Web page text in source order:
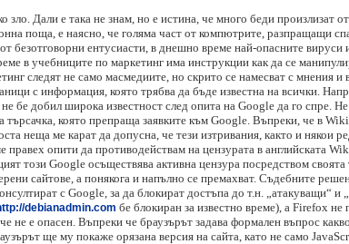
зло. Дали е така не знам, но е истина, че много беди произлизат
поща, е наясно, че голяма част от компютрите, разпращащи
безотговорни ентусиасти, в днешно време най-опасните
в учебниците по маркетинг има инструкции как да се
следят не само масмедиите, но скрито се намесват с
с информация, която трябва да бъде известна на всички.
бе добил широка известност след опита на Google да го спре.
търсачка, която препраща заявките към Google. Въпреки, че в
неща ме карат да допусна, че тези изтривания, както и някои
опити да противодействам на цензурата в английската
този Google осъществява активна цензура посредством
сайтове, а понякога и напълно се премахват. Съдебните
с Google, за да блокират достъпа до т.н. „атакуващи“
debianadmin.com бе блокиран за известно време), a Firefox
не е опасен. Въпреки че браузърът задава формален въпрос
ще му покаже орязана версия на сайта, като не само